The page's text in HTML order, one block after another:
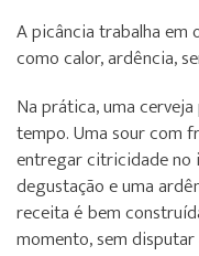
A picância trabalha em
como calor, ardência,
Na prática, uma
tempo. Uma sour com
entregar citricidade no
degustação e uma
receita é bem
momento, sem